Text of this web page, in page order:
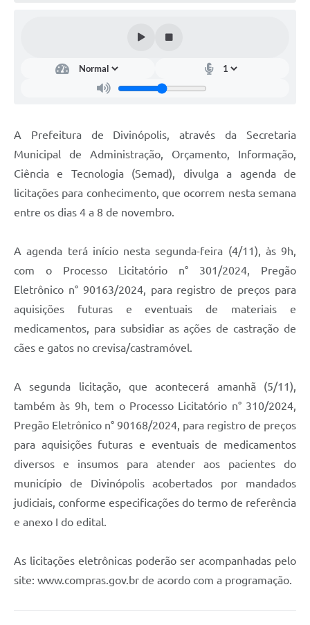
A Prefeitura de Divinópolis, através da Secretaria
Municipal de Administração, Orçamento, Informação,
Ciência e Tecnologia (Semad), divulga a agenda de
licitações para conhecimento, que ocorrem nesta semana
entre os dias 4 a 8 de novembro.
A agenda terá início nesta segunda-feira (4/11), às 9h,
com o Processo Licitatório n° 301/2024, Pregão
Eletrônico n° 90163/2024, para registro de preços para
aquisições futuras e eventuais de materiais e
medicamentos, para subsidiar as ações de castração de
cães e gatos no crevisa/castramóvel.
A segunda licitação, que acontecerá amanhã (5/11),
também às 9h, tem o Processo Licitatório n° 310/2024,
Pregão Eletrônico n° 90168/2024, para registro de preços
para aquisições futuras e eventuais de medicamentos
diversos e insumos para atender aos pacientes do
município de Divinópolis acobertados por mandados
judiciais, conforme especificações do termo de referência
e anexo I do edital.
As licitações eletrônicas poderão ser acompanhadas pelo
site: www.compras.gov.br de acordo com a programação.